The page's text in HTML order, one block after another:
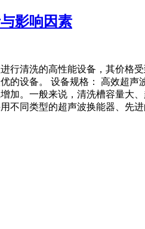
影响因素
行清洗的高性能设备，其价格
的设备。 设备规格： 高效超
加。一般来说，清洗槽容量大
不同类型的超声波换能器、先